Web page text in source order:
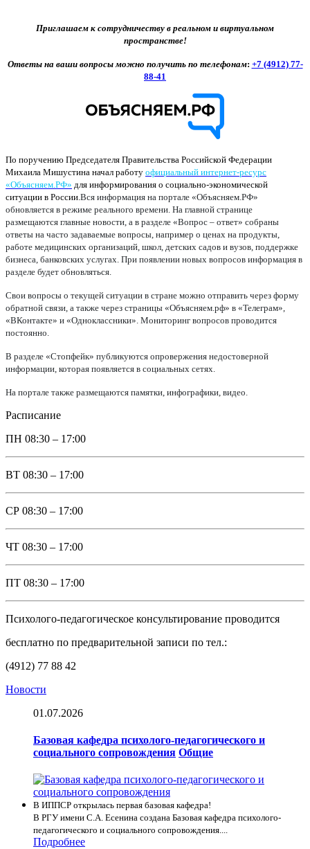
Приглашаем к сотрудничеству в реальном и виртуальном
пространстве!
Ответы на ваши вопросы можно получить по телефонам: +7 (4912) 77-
88-41
По поручению Председателя Правительства Российской Федерации
Михаила Мишустина начал работу официальный интернет-ресурс
«Объясняем.РФ» для информирования о социально-экономической
ситуации в России. Вся информация на портале «Объясняем.РФ»
обновляется в режиме реального времени. На главной странице
размещаются главные новости, а в разделе «Вопрос – ответ» собраны
ответы на часто задаваемые вопросы, например о ценах на продукты,
работе медицинских организаций, школ, детских садов и вузов, поддержке
бизнеса, банковских услугах. При появлении новых вопросов информация в
разделе будет обновляться.
Свои вопросы о текущей ситуации в стране можно отправить через форму
обратной связи, а также через страницы «Объясняем.рф» в «Телеграм»,
«ВКонтакте» и «Одноклассники». Мониторинг вопросов проводится
постоянно.
В разделе «Стопфейк» публикуются опровержения недостоверной
информации, которая появляется в социальных сетях.
На портале также размещаются памятки, инфографики, видео.
Расписание
ПН 08:30 – 17:00
ВТ 08:30 – 17:00
СР 08:30 – 17:00
ЧТ 08:30 – 17:00
ПТ 08:30 – 17:00
Психолого-педагогическое консультирование проводится
бесплатно по предварительной записи по тел.:
(4912) 77 88 42
Новости
01.07.2026
Базовая кафедра психолого-педагогического и
социального сопровождения Общие
В ИППСР открылась первая базовая кафедра!
В РГУ имени С.А. Есенина создана Базовая кафедра психолого-
педагогического и социального сопровождения....
Подробнее